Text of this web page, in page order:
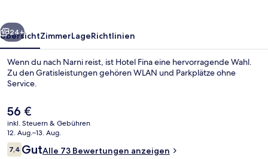
Weiter
24+
ÜbersichtZimmerLageRichtlinien
Wenn du nach Narni reist, ist Hotel Fina eine hervorragende Wahl.
Zu den Gratisleistungen gehören WLAN und Parkplätze ohne
Service.
Der
aktuelle
Preis
beträgt
56 €.
56 €
inkl. Steuern & Gebühren
12. Aug.–13. Aug.
Bewertungen
7,47,4 von 10.
GutAlle 73 Bewertungen anzeigen